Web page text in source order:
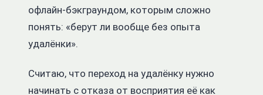
офлайн-бэкграундом, которым сложно
понять: «берут ли вообще без опыта
удалёнки».
Считаю, что переход на удалёнку нужно
начинать с отказа от восприятия её как